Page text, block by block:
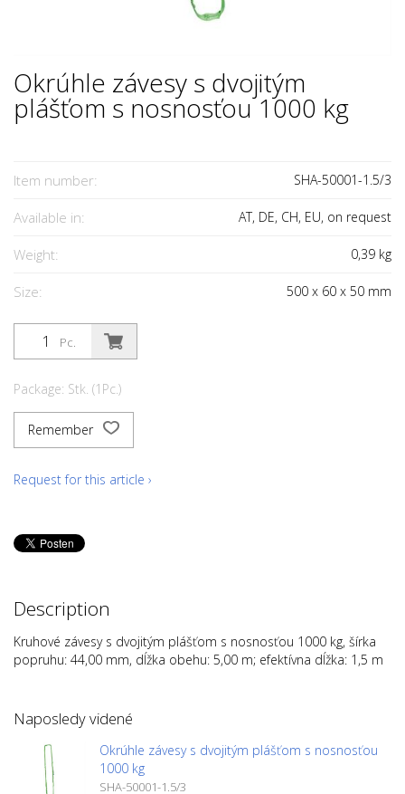
Okrúhle závesy s dvojitým
plášťom s nosnosťou 1000 kg
Item number: SHA-50001-1.5/3
Available in: AT, DE, CH, EU, on request
Weight: 0,39 kg
Size: 500 x 60 x 50 mm
Pc.
Package: Stk. (1Pc.)
Remember
Request for this article ›
Description
Kruhové závesy s dvojitým plášťom s nosnosťou 1000 kg, šírka
popruhu: 44,00 mm, dĺžka obehu: 5,00 m; efektívna dĺžka: 1,5 m
Naposledy videné
Okrúhle závesy s dvojitým plášťom s nosnosťou
1000 kg
SHA-50001-1.5/3